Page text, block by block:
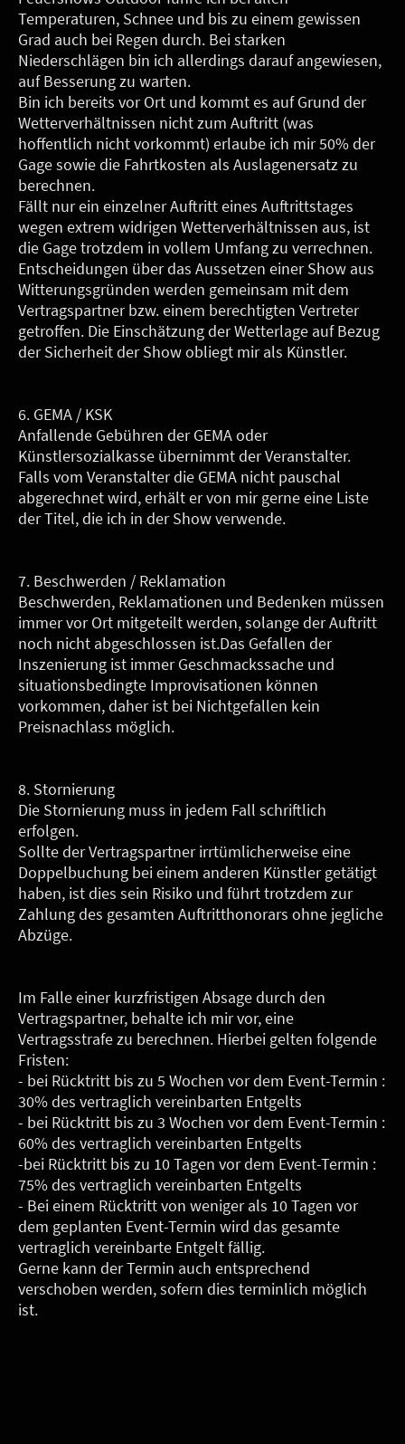
Temperaturen, Schnee und bis zu einem gewissen
Grad auch bei Regen durch. Bei starken
Niederschlägen bin ich allerdings darauf angewiesen,
auf Besserung zu warten.
Bin ich bereits vor Ort und kommt es auf Grund der
Wetterverhältnissen nicht zum Auftritt (was
hoffentlich nicht vorkommt) erlaube ich mir 50% der
Gage sowie die Fahrtkosten als Auslagenersatz zu
berechnen.
Fällt nur ein einzelner Auftritt eines Auftrittstages
wegen extrem widrigen Wetterverhältnissen aus, ist
die Gage trotzdem in vollem Umfang zu verrechnen.
Entscheidungen über das Aussetzen einer Show aus
Witterungsgründen werden gemeinsam mit dem
Vertragspartner bzw. einem berechtigten Vertreter
getroffen. Die Einschätzung der Wetterlage auf Bezug
der Sicherheit der Show obliegt mir als Künstler.
6. GEMA / KSK
Anfallende Gebühren der GEMA oder
Künstlersozialkasse übernimmt der Veranstalter.
Falls vom Veranstalter die GEMA nicht pauschal
abgerechnet wird, erhält er von mir gerne eine Liste
der Titel, die ich in der Show verwende.
7. Beschwerden / Reklamation
Beschwerden, Reklamationen und Bedenken müssen
immer vor Ort mitgeteilt werden, solange der Auftritt
noch nicht abgeschlossen ist.Das Gefallen der
Inszenierung ist immer Geschmackssache und
situationsbedingte Improvisationen können
vorkommen, daher ist bei Nichtgefallen kein
Preisnachlass möglich.
8. Stornierung
Die Stornierung muss in jedem Fall schriftlich
erfolgen.
Sollte der Vertragspartner irrtümlicherweise eine
Doppelbuchung bei einem anderen Künstler getätigt
haben, ist dies sein Risiko und führt trotzdem zur
Zahlung des gesamten Auftritthonorars ohne jegliche
Abzüge.
Im Falle einer kurzfristigen Absage durch den
Vertragspartner, behalte ich mir vor, eine
Vertragsstrafe zu berechnen. Hierbei gelten folgende
Fristen:
- bei Rücktritt bis zu 5 Wochen vor dem Event-Termin :
30% des vertraglich vereinbarten Entgelts
- bei Rücktritt bis zu 3 Wochen vor dem Event-Termin :
60% des vertraglich vereinbarten Entgelts
-bei Rücktritt bis zu 10 Tagen vor dem Event-Termin :
75% des vertraglich vereinbarten Entgelts
- Bei einem Rücktritt von weniger als 10 Tagen vor
dem geplanten Event-Termin wird das gesamte
vertraglich vereinbarte Entgelt fällig.
Gerne kann der Termin auch entsprechend
verschoben werden, sofern dies terminlich möglich
ist.